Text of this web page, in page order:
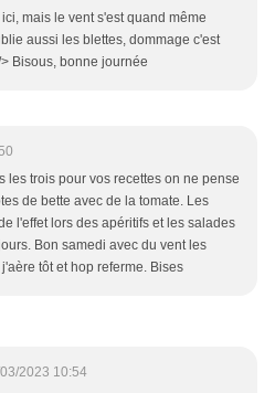
mais le vent s'est quand même
aussi les blettes, dommage c'est
Bisous, bonne journée
les trois pour vos recettes on ne pense
de bette avec de la tomate. Les
l'effet lors des apéritifs et les salades
Bon samedi avec du vent les
tôt et hop referme. Bises
2023 10:54